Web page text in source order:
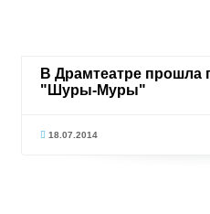
В Драмтеатре прошла
"Шуры-Муры"
18.07.2014